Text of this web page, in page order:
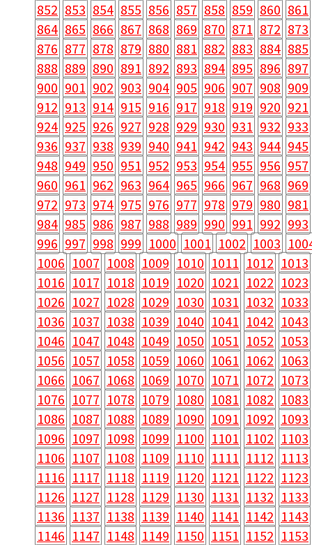
852 853 854 855 856 857 858 859 860 861
864 865 866 867 868 869 870 871 872 873
876 877 878 879 880 881 882 883 884 885
888 889 890 891 892 893 894 895 896 897
900 901 902 903 904 905 906 907 908 909
912 913 914 915 916 917 918 919 920 921
924 925 926 927 928 929 930 931 932 933
936 937 938 939 940 941 942 943 944 945
948 949 950 951 952 953 954 955 956 957
960 961 962 963 964 965 966 967 968 969
972 973 974 975 976 977 978 979 980 981
984 985 986 987 988 989 990 991 992 993
996 997 998 999 1000 1001 1002 1003
1006 1007 1008 1009 1010 1011 1012 1013
1016 1017 1018 1019 1020 1021 1022 1023
1026 1027 1028 1029 1030 1031 1032 1033
1036 1037 1038 1039 1040 1041 1042 1043
1046 1047 1048 1049 1050 1051 1052 1053
1056 1057 1058 1059 1060 1061 1062 1063
1066 1067 1068 1069 1070 1071 1072 1073
1076 1077 1078 1079 1080 1081 1082 1083
1086 1087 1088 1089 1090 1091 1092 1093
1096 1097 1098 1099 1100 1101 1102 1103
1106 1107 1108 1109 1110 1111 1112 1113
1116 1117 1118 1119 1120 1121 1122 1123
1126 1127 1128 1129 1130 1131 1132 1133
1136 1137 1138 1139 1140 1141 1142 1143
1146 1147 1148 1149 1150 1151 1152 1153